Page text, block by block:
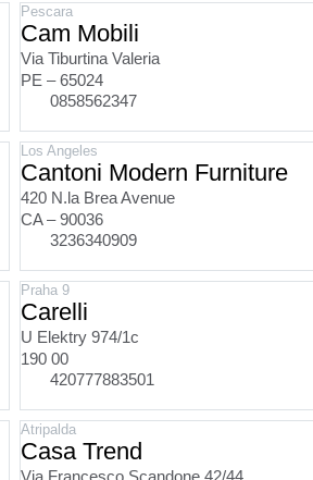
Pescara
Cam Mobili
Via Tiburtina Valeria
PE – 65024
0858562347
Los Angeles
Cantoni Modern Furniture
420 N.la Brea Avenue
CA – 90036
3236340909
Praha 9
Carelli
U Elektry 974/1c
190 00
420777883501
Atripalda
Casa Trend
Via Francesco Scandone 42/44